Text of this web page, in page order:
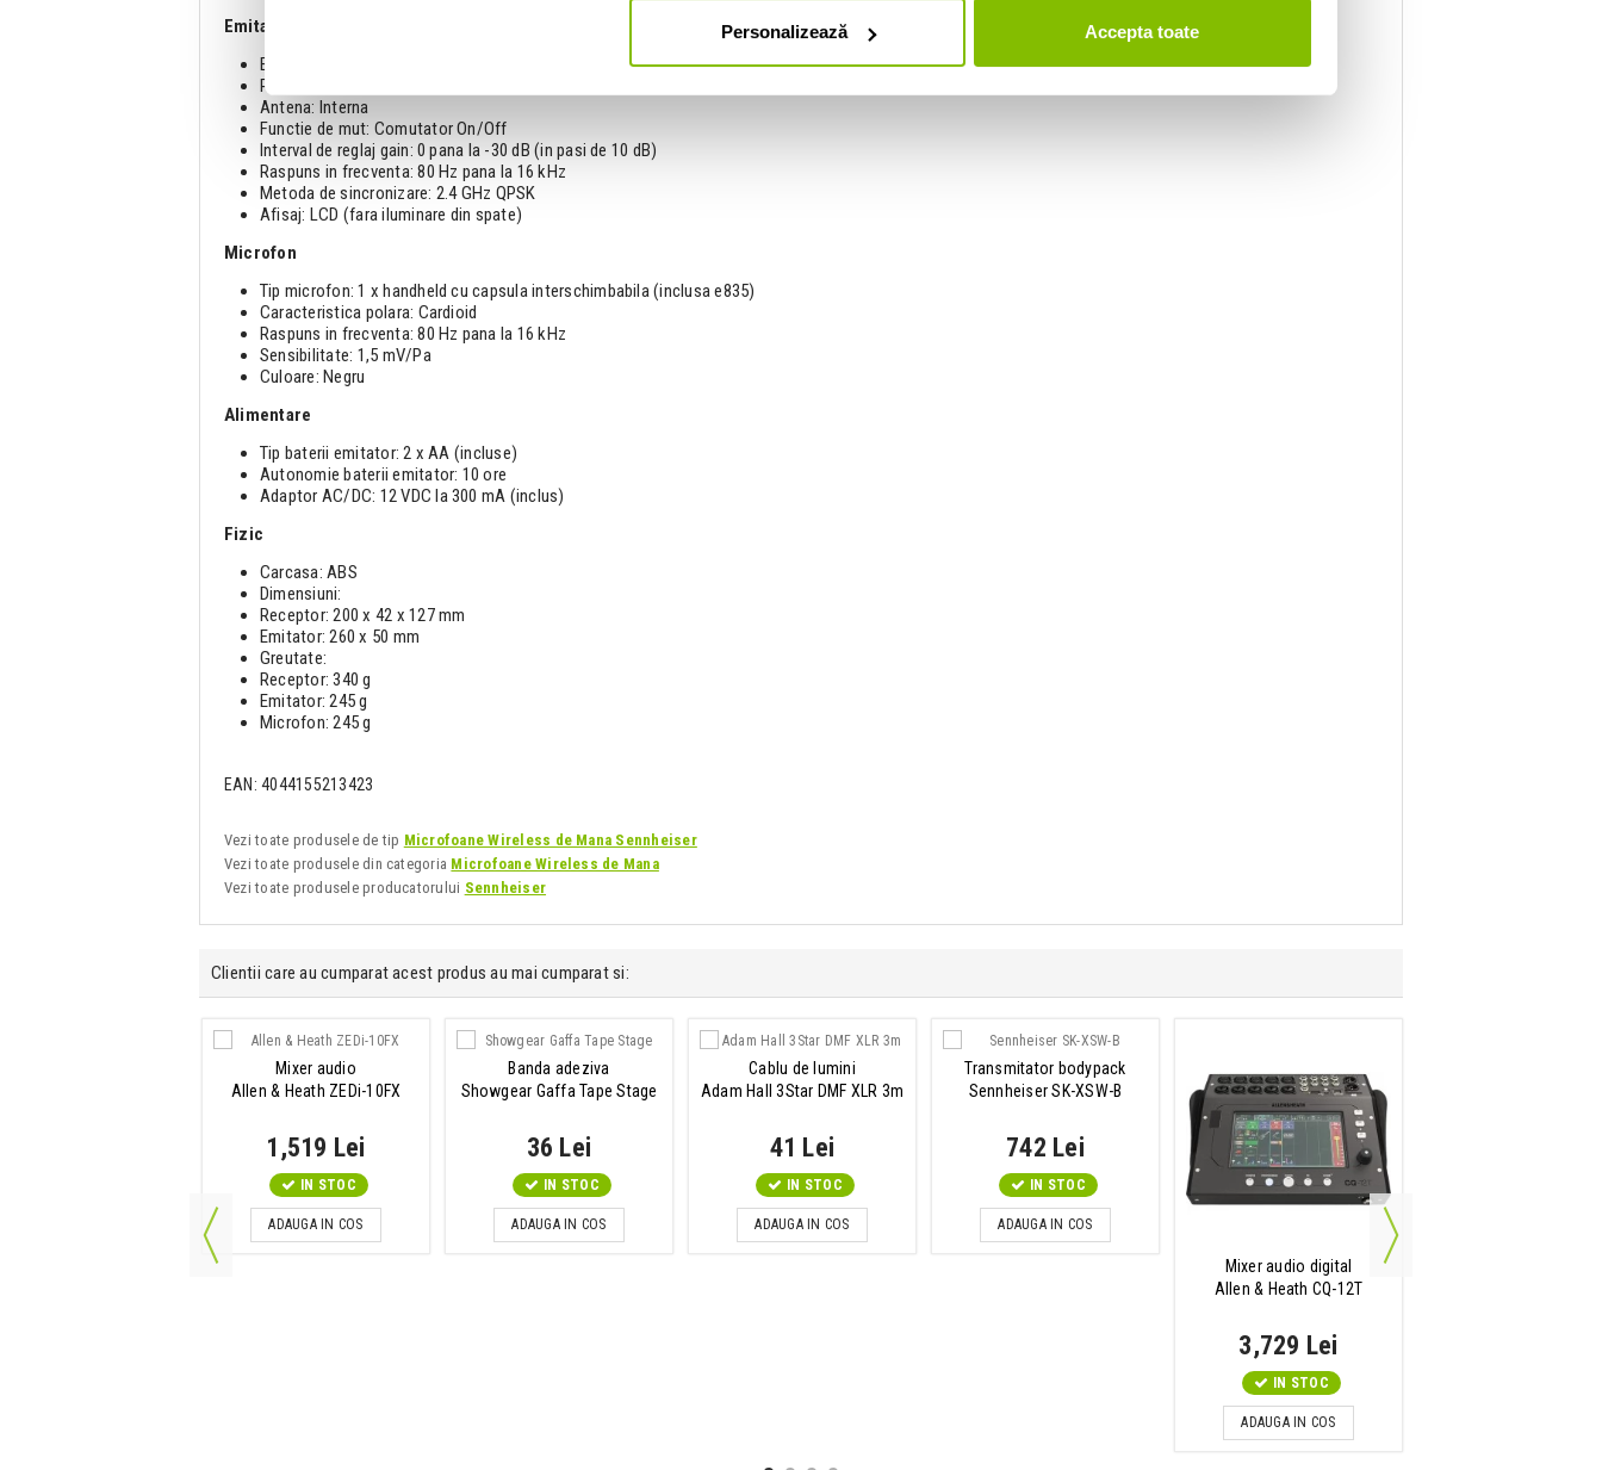
Personalizează Accepta toate
Emitator
Emitatoare incluse: 1 x Handheld
Putere de iesire RF: 10 mW
Antena: Interna
Functie de mut: Comutator On/Off
Interval de reglaj gain: 0 pana la -30 dB (in pasi de 10 dB)
Raspuns in frecventa: 80 Hz pana la 16 kHz
Metoda de sincronizare: 2.4 GHz QPSK
Afisaj: LCD (fara iluminare din spate)
Microfon
Tip microfon: 1 x handheld cu capsula interschimbabila (inclusa e835)
Caracteristica polara: Cardioid
Raspuns in frecventa: 80 Hz pana la 16 kHz
Sensibilitate: 1,5 mV/Pa
Culoare: Negru
Alimentare
Tip baterii emitator: 2 x AA (incluse)
Autonomie baterii emitator: 10 ore
Adaptor AC/DC: 12 VDC la 300 mA (inclus)
Fizic
Carcasa: ABS
Dimensiuni:
Receptor: 200 x 42 x 127 mm
Emitator: 260 x 50 mm
Greutate:
Receptor: 340 g
Emitator: 245 g
Microfon: 245 g
EAN: 4044155213423
Vezi toate produsele de tip Microfoane Wireless de Mana Sennheiser
Vezi toate produsele din categoria Microfoane Wireless de Mana
Vezi toate produsele producatorului Sennheiser
Clientii care au cumparat acest produs au mai cumparat si:
Mixer audio
Allen & Heath ZEDi-10FX
1,519 Lei
IN STOC
ADAUGA IN COS
Banda adeziva
Showgear Gaffa Tape Stage
36 Lei
IN STOC
ADAUGA IN COS
Cablu de lumini
Adam Hall 3Star DMF XLR 3m
41 Lei
IN STOC
ADAUGA IN COS
Transmitator bodypack
Sennheiser SK-XSW-B
742 Lei
IN STOC
ADAUGA IN COS
Mixer audio digital
Allen & Heath CQ-12T
3,729 Lei
IN STOC
ADAUGA IN COS